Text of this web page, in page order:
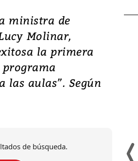
ministra de
Molinar,
la primera
las aulas”. Según
de búsqueda.
Japón: Terremoto
heridos y graves
en Kumamoto